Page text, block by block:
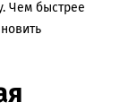
Чем быстрее